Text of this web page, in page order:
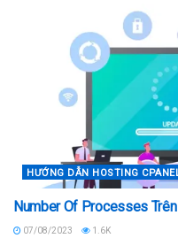
HƯỚNG DẪN HOSTING
Number Of Processes
07/08/2023 1.6K